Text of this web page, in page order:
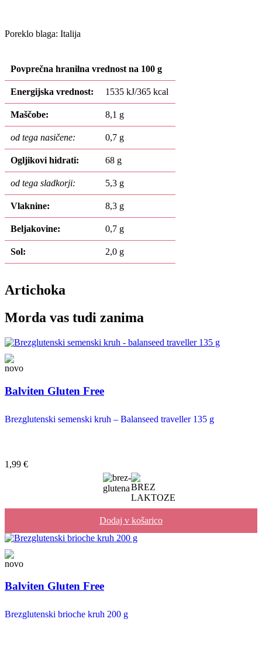
Poreklo blaga: Italija
Povprečna hranilna vrednost na 100 g
Energijska vrednost: 1535 kJ/365 kcal
Maščobe: 8,1 g
od tega nasičene: 0,7 g
Ogljikovi hidrati: 68 g
od tega sladkorji: 5,3 g
Vlaknine: 8,3 g
Beljakovine: 0,7 g
Sol: 2,0 g
Artichoka
Morda vas tudi zanima
Balviten Gluten Free
Brezglutenski semenski kruh – Balanseed traveller 135 g
1,99 €
Dodaj v košarico
Balviten Gluten Free
Brezglutenski brioche kruh 200 g